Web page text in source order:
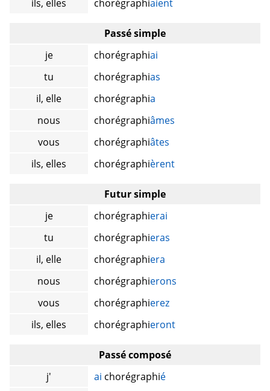
ils, elles
chorégraphiaient
Passé simple
je
chorégraphiai
tu
chorégraphias
il, elle
chorégraphia
nous
chorégraphiâmes
vous
chorégraphiâtes
ils, elles
chorégraphièrent
Futur simple
je
chorégraphierai
tu
chorégraphieras
il, elle
chorégraphiera
nous
chorégraphierons
vous
chorégraphierez
ils, elles
chorégraphieront
Passé composé
j'
ai chorégraphié